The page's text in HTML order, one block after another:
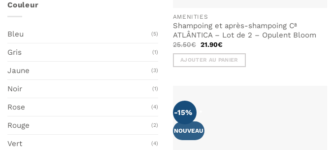
Couleur
Bleu (5)
Gris (1)
Jaune (3)
Noir (1)
Rose (4)
Rouge (2)
Vert (4)
AMENITIES
Shampoing et après-shampoing Cª
ATLÂNTICA – Lot de 2 – Opulent Bloom
25.50€ Le
initial
était :
25.50€.
21.90€Le
actuel
est :
21.90€.
AJOUTER AU PANIER
-15%
NOUVEAU